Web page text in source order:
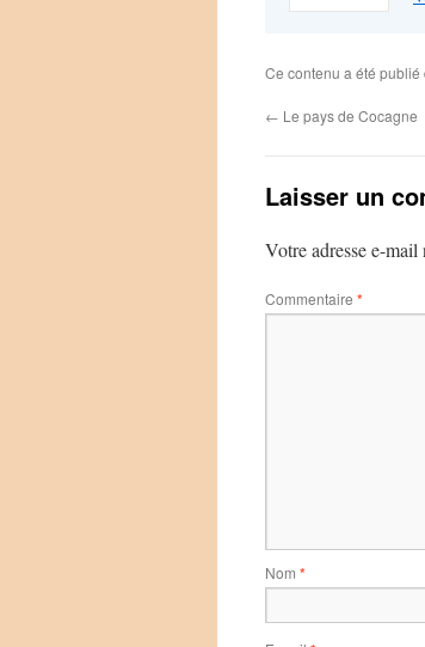
Ce contenu a été publié
← Le pays de Cocagne
Laisser un
Votre adresse e-mail
Commentaire *
Nom *